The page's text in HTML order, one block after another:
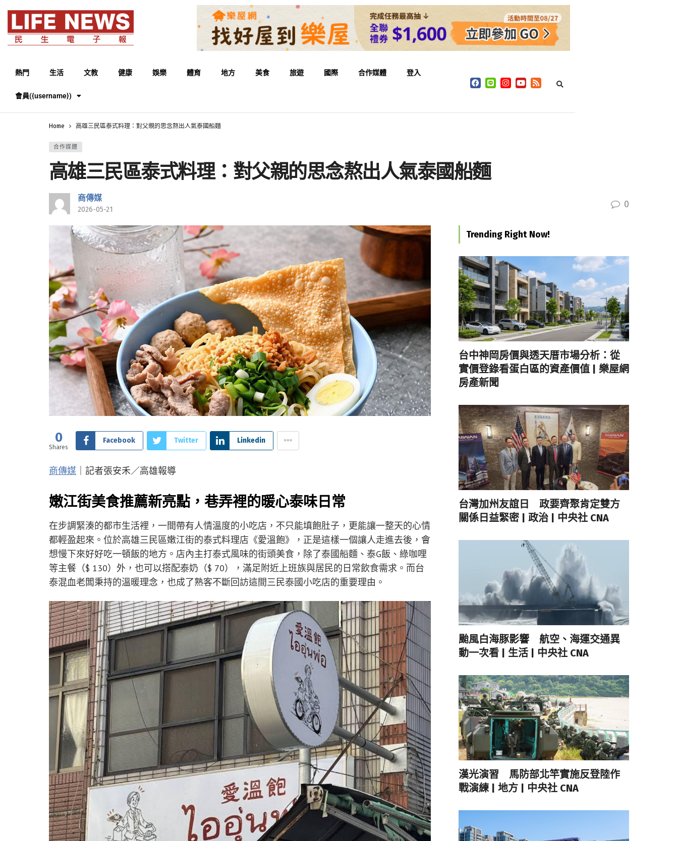
熱門 生活 文教 健康 娛樂 體育 地方 美食 旅遊 國際 合作媒體 登入
會員({username})
Home 高雄三民區泰式料理：對父親的思念熬出人氣泰國船麵
合作媒體
高雄三民區泰式料理：對父親的思念熬出人氣泰國船麵
商傳媒
2026-05-21 0
0
Shares
Facebook Twitter Linkedin
商傳媒 ｜記者張安禾／高雄報導
嫩江街美食推薦新亮點，巷弄裡的暖心泰味日常
在步調緊湊的都市生活裡，一間帶有人情溫度的小吃店，不只能填飽肚子，更能讓一整天的心情
都輕盈起來。位於高雄三民區嫩江街的泰式料理店《愛溫飽》，正是這樣一個讓人走進去後，會
想慢下來好好吃一頓飯的地方。店內主打泰式風味的街頭美食，除了泰國船麵、泰G飯、綠咖哩
等主餐（$ 130）外，也可以搭配泰奶（$ 70），滿足附近上班族與居民的日常飲食需求。而台
泰混血老闆秉持的溫暖理念，也成了熟客不斷回訪這間三民泰國小吃店的重要理由。
Trending Right Now!
台中神岡房價與透天厝市場分析：從
實價登錄看蛋白區的資產價值 | 樂屋網
房產新聞
台灣加州友誼日 政要齊聚肯定雙方
關係日益緊密 | 政治 | 中央社 CNA
颱風白海豚影響 航空、海運交通異
動一次看 | 生活 | 中央社 CNA
漢光演習 馬防部北竿實施反登陸作
戰演練 | 地方 | 中央社 CNA